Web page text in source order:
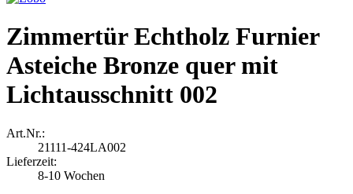
Zimmertür Echtholz Furnier
Asteiche Bronze quer mit
Lichtausschnitt 002
Art.Nr.:
21111-424LA002
Lieferzeit:
8-10 Wochen